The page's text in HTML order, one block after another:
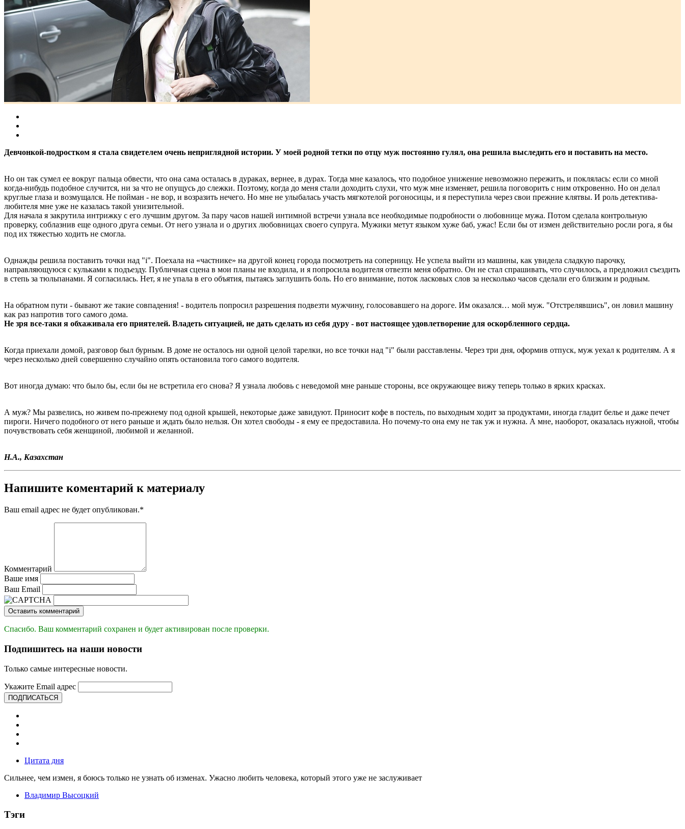
Девчонкой-подростком я стала свидетелем очень неприглядной истории. У моей родной тетки по отцу муж постоянно гулял, она решила выследить его и поставить на место.
Но он так сумел ее вокруг пальца обвести, что она сама осталась в дураках, вернее, в дурах. Тогда мне казалось, что подобное унижение невозможно пережить, и поклялась: если со мной
когда-нибудь подобное случится, ни за что не опущусь до слежки. Поэтому, когда до меня стали доходить слухи, что муж мне изменяет, решила поговорить с ним откровенно. Но он делал
круглые глаза и возмущался. Не пойман - не вор, и возразить нечего. Но мне не улыбалась участь мягкотелой рогоносицы, и я переступила через свои прежние клятвы. И роль детектива-
любителя мне уже не казалась такой унизительной.
Для начала я закрутила интрижку с его лучшим другом. За пару часов нашей интимной встречи узнала все необходимые подробности о любовнице мужа. Потом сделала контрольную
проверку, соблазнив еще одного друга семьи. От него узнала и о других любовницах своего супруга. Мужики метут языком хуже баб, ужас! Если бы от измен действительно росли рога, я бы
под их тяжестью ходить не смогла.
Однажды решила поставить точки над "i". Поехала на «частнике» на другой конец города посмотреть на соперницу. Не успела выйти из машины, как увидела сладкую парочку,
направляющуюся с кульками к подъезду. Публичная сцена в мои планы не входила, и я попросила водителя отвезти меня обратно. Он не стал спрашивать, что случилось, а предложил съездить
в степь за тюльпанами. Я согласилась. Нет, я не упала в его объятия, пытаясь заглушить боль. Но его внимание, поток ласковых слов за несколько часов сделали его близким и родным.
На обратном пути - бывают же такие совпадения! - водитель попросил разрешения подвезти мужчину, голосовавшего на дороге. Им оказался… мой муж. "Отстрелявшись", он ловил машину
как раз напротив того самого дома.
Не зря все-таки я обхаживала его приятелей. Владеть ситуацией, не дать сделать из себя дуру - вот настоящее удовлетворение для оскорбленного сердца.
Когда приехали домой, разговор был бурным. В доме не осталось ни одной целой тарелки, но все точки над "i" были расставлены. Через три дня, оформив отпуск, муж уеха­л к родителям. А я
через несколько дней совершенно случайно опять остановила того самого водителя.
Вот иногда думаю: что было бы, если бы не встретила его снова? Я узнала любовь с неведомой мне раньше стороны, все окружающее вижу теперь только в ярких красках.
А муж? Мы развелись, но живем по-прежнему под одной крышей, некоторые даже завидуют. Приносит кофе в постель, по выходным ходит за продуктами, иногда гладит белье и даже печет
пироги. Ничего подобного от него раньше и ждать было нельзя. Он хотел свободы - я ему ее предоставила. Но почему-то она ему не так уж и нужна. А мне, наоборот, оказалась нужной, чтобы
почувствовать себя женщиной, любимой и желанной.
Н.А., Казахстан
Напишите коментарий к материалу
Ваш email адрес не будет опубликован.*
Комментарий
Ваше имя
Ваш Email
Оставить комментарий
Спасибо. Ваш комментарий сохранен и будет активирован после проверки.
Подпишитесь на наши новости
Только самые интересные новости.
Укажите Email адрес
ПОДПИСАТЬСЯ
Цитата дня
Сильнее, чем измен, я боюсь только не узнать об изменах. Ужасно любить человека, который этого уже не заслуживает
Владимир Высоцкий
Тэги